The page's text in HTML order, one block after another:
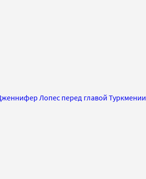
Лопес перед главой Туркмении